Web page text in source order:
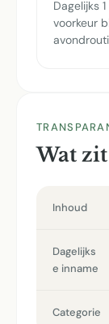
Dagelijks
voorkeur
Wat
Inhoud
Dagelijks
e inname
Categorie